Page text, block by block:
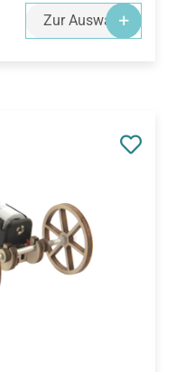
Zur Auswahl